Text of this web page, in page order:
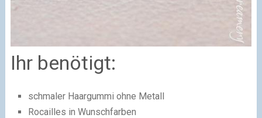
Ihr benötigt:
schmaler Haargummi ohne Metall
Rocailles in Wunschfarben